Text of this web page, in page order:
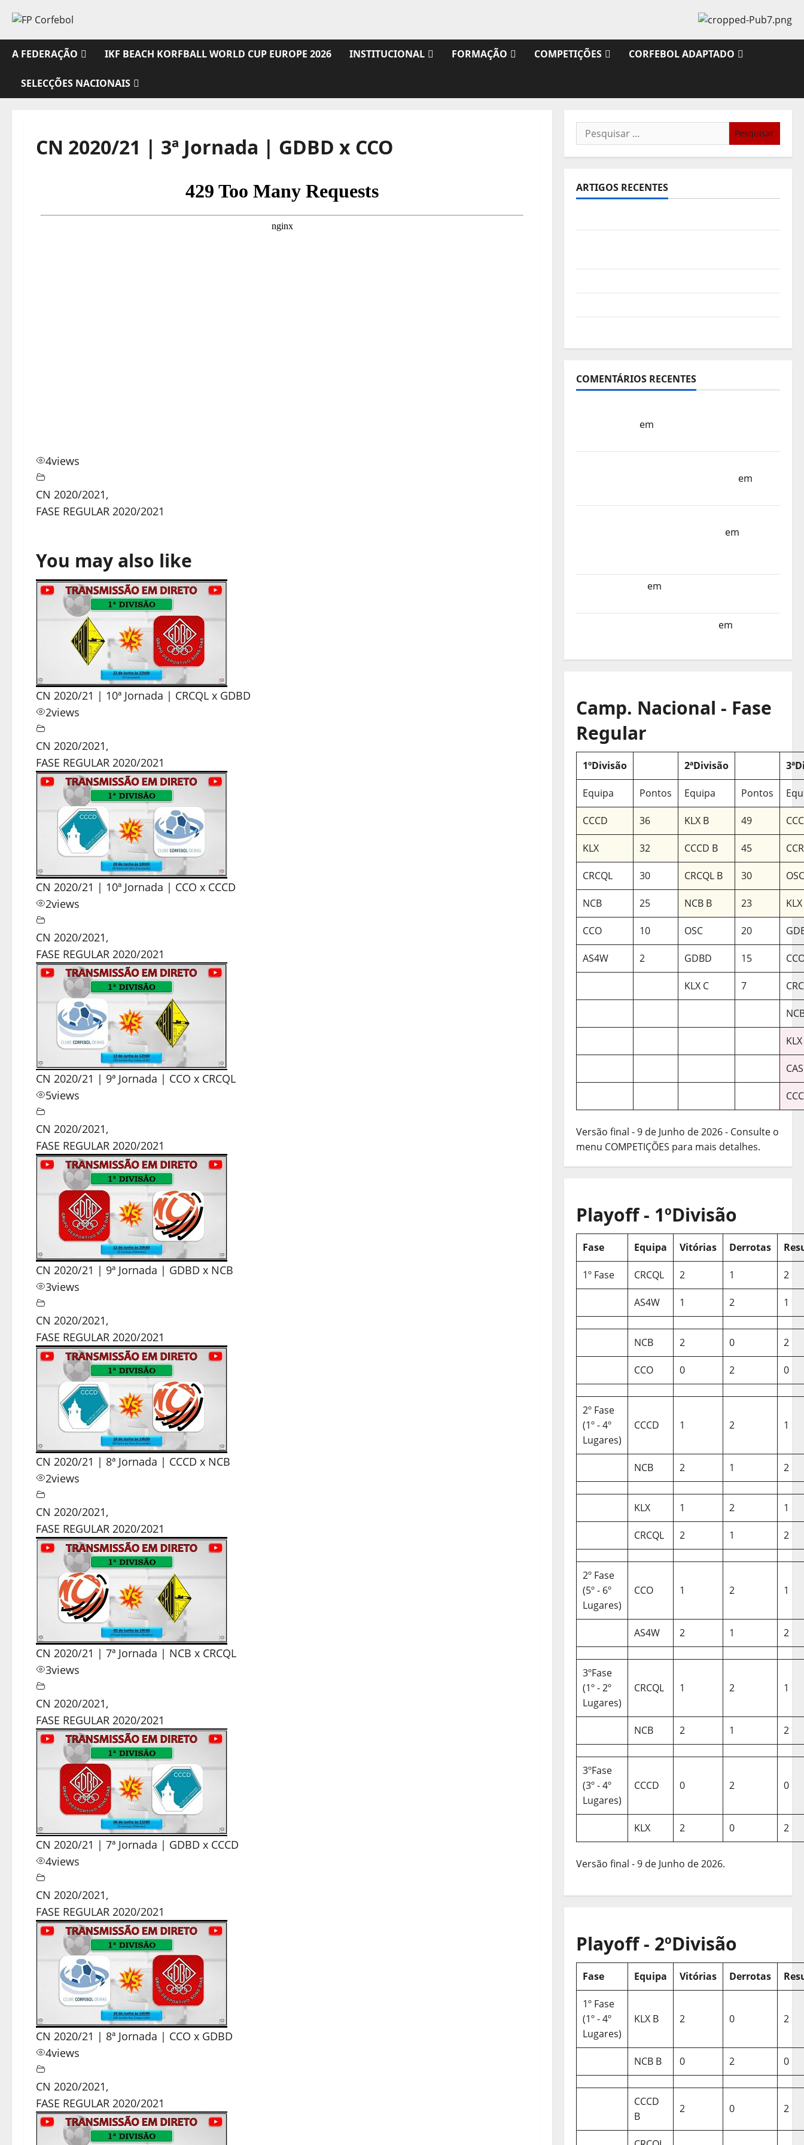
para
o
conteúdo
A FEDERAÇÃO IKF BEACH KORFBALL WORLD CUP EUROPE 2026 INSTITUCIONAL FORMAÇÃO COMPETIÇÕES CORFEBOL ADAPTADO
SELECÇÕES NACIONAIS
CN 2020/21 | 3ª Jornada | GDBD x CCO
4views
CN 2020/2021,
FASE REGULAR 2020/2021
You may also like
CN 2020/21 | 10ª Jornada | CRCQL x GDBD
2views
CN 2020/2021,
FASE REGULAR 2020/2021
CN 2020/21 | 10ª Jornada | CCO x CCCD
2views
CN 2020/2021,
FASE REGULAR 2020/2021
CN 2020/21 | 9ª Jornada | CCO x CRCQL
5views
CN 2020/2021,
FASE REGULAR 2020/2021
CN 2020/21 | 9ª Jornada | GDBD x NCB
3views
CN 2020/2021,
FASE REGULAR 2020/2021
CN 2020/21 | 8ª Jornada | CCCD x NCB
2views
CN 2020/2021,
FASE REGULAR 2020/2021
CN 2020/21 | 7ª Jornada | NCB x CRCQL
3views
CN 2020/2021,
FASE REGULAR 2020/2021
CN 2020/21 | 7ª Jornada | GDBD x CCCD
4views
CN 2020/2021,
FASE REGULAR 2020/2021
CN 2020/21 | 8ª Jornada | CCO x GDBD
4views
CN 2020/2021,
FASE REGULAR 2020/2021
Pesquisar
por:
ARTIGOS RECENTES
COMENTÁRIOS RECENTES
em
em
em
em
em
Camp. Nacional - Fase
Regular
1ºDivisão 2ªDivisão
Equipa Pontos Equipa Pontos
CCCD 36 KLX B 49
KLX 32 CCCD B 45
CRCQL 30 CRCQL B 30
NCB 25 NCB B 23
CCO 10 OSC 20
AS4W 2 GDBD 15
KLX C 7
Versão final - 9 de Junho de 2026 - Consulte o
menu COMPETIÇÕES para mais detalhes.
Playoff - 1ºDivisão
Fase Equipa Vitórias Derrotas
1º Fase CRCQL 2 1 2
AS4W 1 2 1
NCB 2 0 2
CCO 0 2 0
2º Fase
(1º - 4º
Lugares)
CCCD 1 2 1
NCB 2 1 2
KLX 1 2 1
CRCQL 2 1 2
2º Fase
(5º - 6º
Lugares)
CCO 1 2 1
AS4W 2 1 2
3ºFase
(1º - 2º
Lugares)
CRCQL 1 2 1
NCB 2 1 2
3ºFase
(3º - 4º
Lugares)
CCCD 0 2 0
KLX 2 0 2
Versão final - 9 de Junho de 2026.
Playoff - 2ºDivisão
Fase Equipa Vitórias Derrotas
1º Fase
(1º - 4º
Lugares)
KLX B 2 0 2
NCB B 0 2 0
CCCD
B
2 0 2